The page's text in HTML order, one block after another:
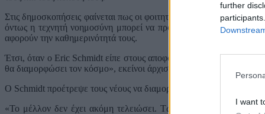
further
I want
Στις δημοσκοπήσεις φαίνεται πως οι φοιτητές θεωρούν την
όντως η τεχνητή νοημοσύνη μπορεί να προκαλέσει μείωση της
αφορούν την καθημερινότητά τους.
Έτσι, όταν ο Eric Schmidt είπε στους αποφοίτους που βγαίνουν
θα διαμορφώσει τον κόσμο», εκείνοι άρχισαν να τον γιουχάρουν.
Ο Schmidt προέτρεψε τους νέους να διαμορφώσουν την τεχνητή
«Το μέλλον δεν έχει ακόμη τελειώσει. Τώρα είναι η σειρά σας